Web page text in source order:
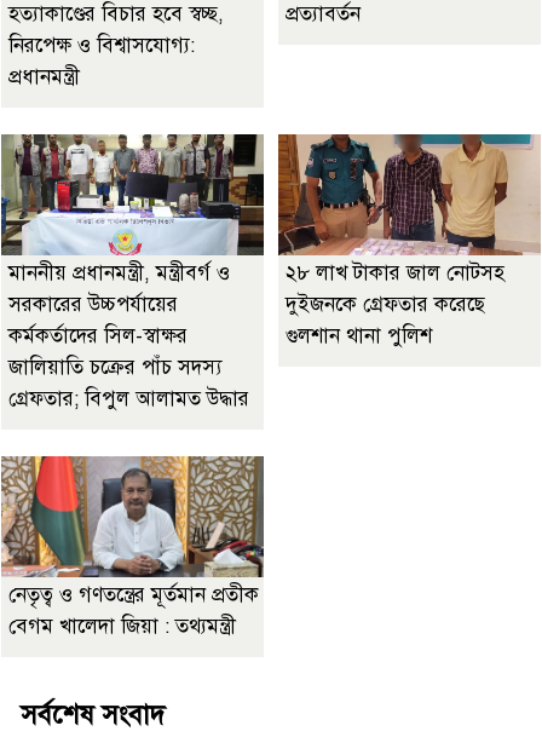
হত্যাকাণ্ডের বিচার হবে স্বচ্ছ,
নিরপেক্ষ ও বিশ্বাসযোগ্য:
প্রধানমন্ত্রী
প্রত্যাবর্তন
মাননীয় প্রধানমন্ত্রী, মন্ত্রীবর্গ ও
সরকারের উচ্চপর্যায়ের
কর্মকর্তাদের সিল-স্বাক্ষর
জালিয়াতি চক্রের পাঁচ সদস্য
গ্রেফতার; বিপুল আলামত উদ্ধার
২৮ লাখ টাকার জাল নোটসহ
দুইজনকে গ্রেফতার করেছে
গুলশান থানা পুলিশ
নেতৃত্ব ও গণতন্ত্রের মূর্তমান প্রতীক
বেগম খালেদা জিয়া : তথ্যমন্ত্রী
সর্বশেষ সংবাদ